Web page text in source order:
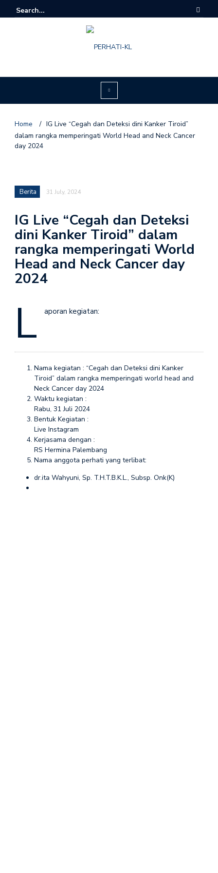
Home / IG Live “Cegah dan Deteksi dini Kanker Tiroid”
dalam rangka memperingati World Head and Neck Cancer
day 2024
Berita 31 July, 2024
IG Live “Cegah dan Deteksi
dini Kanker Tiroid” dalam
rangka memperingati World
Head and Neck Cancer day
2024
L aporan kegiatan:
Nama kegiatan : “Cegah dan Deteksi dini Kanker
Tiroid” dalam rangka memperingati world head and
Neck Cancer day 2024
Waktu kegiatan :
Rabu, 31 Juli 2024
Bentuk Kegiatan :
Live Instagram
Kerjasama dengan :
RS Hermina Palembang
Nama anggota perhati yang terlibat:
dr.ita Wahyuni, Sp. T.H.T.B.K.L., Subsp. Onk(K)